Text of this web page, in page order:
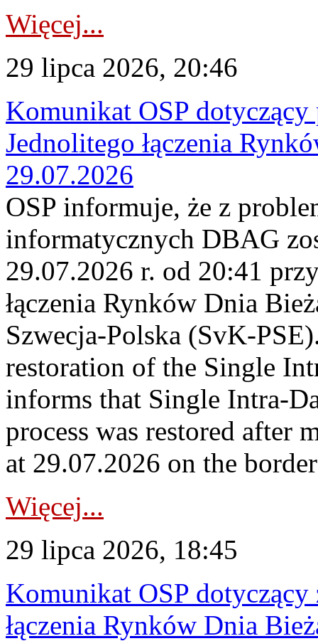
Więcej...
29 lipca 2026, 20:46
Komunikat OSP
Jednolitego łączenia
29.07.2026
OSP informuje, że z
informatycznych DBAG
29.07.2026 r. od 20:41
łączenia Rynków Dnia
Szwecja-Polska (SvK-
restoration of the Single
informs that Single Intra-
process was restored after
at 29.07.2026 on the
Więcej...
29 lipca 2026, 18:45
Komunikat OSP dotyczący
łączenia Rynków Dnia